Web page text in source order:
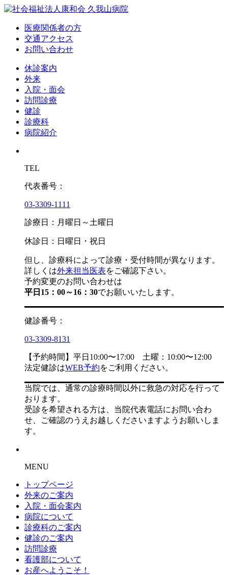
医療関係者の方
交通アクセス
お問い合わせ
休診案内
外来
入院・面会
訪問診療
健診
診療科
病院紹介
TEL
代表番号：
03-3309-1111
診療日：月曜日～土曜日
休診日：日曜日・祝日
但し、診療科によって診療・受付時間が異なります。
詳しくは外来担当医表をご確認下さい。
予約変更のお問い合わせは
平日15：00～16：30でお願いいたします。
健診番号：
03-3309-8131
【予約時間】平日10:00〜17:00 土曜：10:00〜12:00
法定健診はWEB予約をご利用ください。
当院では、通常の診療時間以外に救急の対応を行って
おります。
受診を希望される方は、当院代表電話にお問い合わ
せ、ご確認のうえお越しくださいますようお願いしま
す。
MENU
トップページ
外来のご案内
入院・面会案内
病院について
診療科のご案内
健診のご案内
訪問診療
看護部について
お産へようこそ！